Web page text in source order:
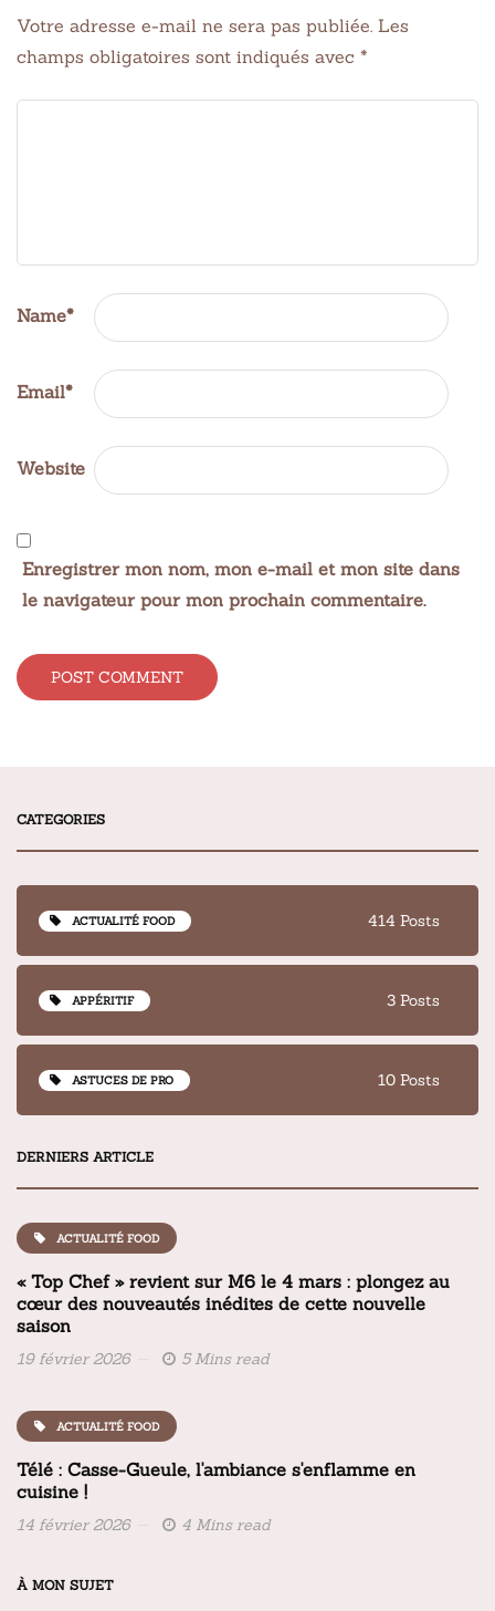
Votre adresse e-mail ne sera pas publiée. Les
champs obligatoires sont indiqués avec *
Name*
Email*
Website
Enregistrer mon nom, mon e-mail et mon site dans
le navigateur pour mon prochain commentaire.
CATEGORIES
ACTUALITÉ FOOD 414 Posts
APPÉRITIF 3 Posts
ASTUCES DE PRO 10 Posts
DERNIERS ARTICLE
ACTUALITÉ FOOD
« Top Chef » revient sur M6 le 4 mars : plongez au
cœur des nouveautés inédites de cette nouvelle
saison
19 février 2026 5 Mins read
ACTUALITÉ FOOD
Télé : Casse-Gueule, l'ambiance s'enflamme en
cuisine !
14 février 2026 4 Mins read
À MON SUJET